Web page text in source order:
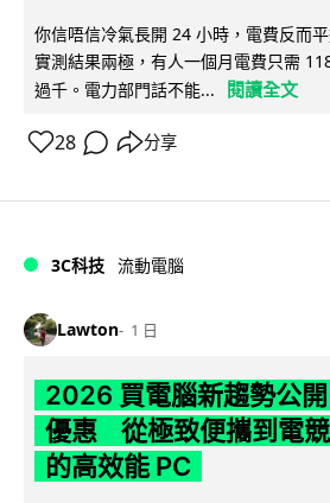
你信唔信冷氣長開 24 小時，電費反而
實測結果兩極，有人一個月電費只需
過千。電力部門話不能...
閱讀全文
28 分享
3C科技 流動電腦
Lawton 1 日
2026 買電腦新趨勢公
優惠 從極致便攜到電
的高效能 PC